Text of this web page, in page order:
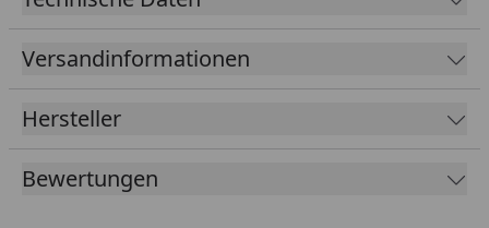
hochwertige Motorrad-Ersatzteile mit Erstausrüster-
Anspruch. Damit sind Sie für den sicheren Betrieb
Ersatzteil, das Originalqualität mit gutem Preis-
Leistungs-Verhältnis verbindet. Gerade bei
sicherheitsrelevanten Teilen lohnt sich der Griff zu
Versandinformationen
Hersteller
Bewertungen